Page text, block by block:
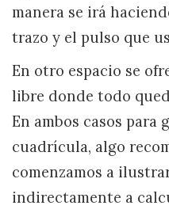
manera se irá
trazo y el pulso que
En otro espacio se
libre donde todo
En ambos casos para
cuadrícula, algo
comenzamos a
indirectamente a